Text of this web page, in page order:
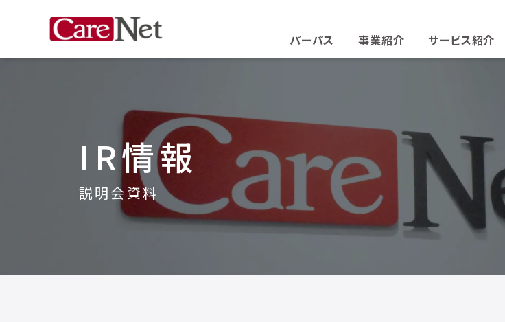
パーパス 事業紹介 サービス紹介
IR情報
説明会資料